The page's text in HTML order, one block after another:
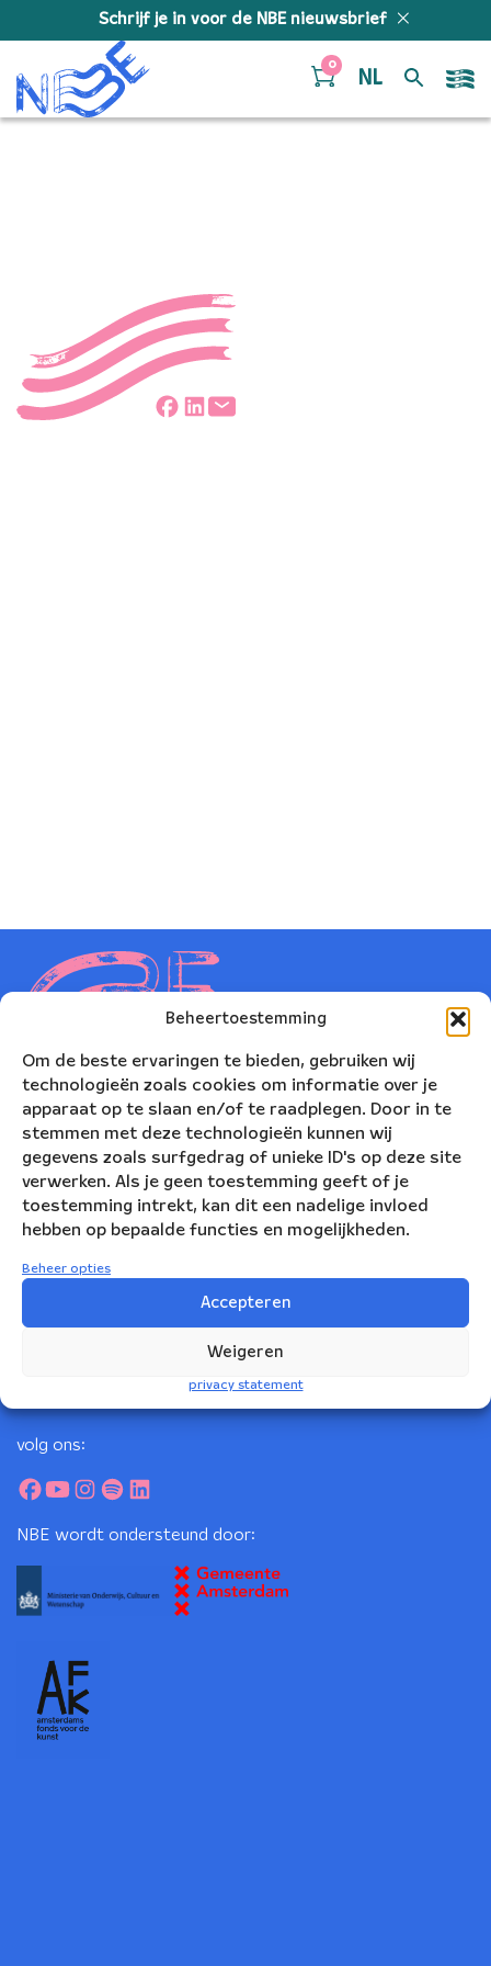
Beheertoestemming
Om de beste ervaringen te bieden, gebruiken wij
technologieën zoals cookies om informatie over je
apparaat op te slaan en/of te raadplegen. Door in te
stemmen met deze technologieën kunnen wij
gegevens zoals surfgedrag of unieke ID's op deze site
verwerken. Als je geen toestemming geeft of je
toestemming intrekt, kan dit een nadelige invloed
hebben op bepaalde functies en mogelijkheden.
Beheer opties
Accepteren
Weigeren
privacy statement
Schrijf je in voor de NBE nieuwsbrief
0
NL
Nederlands Blazers Ensemble
Korte Leidsedwarsstraat 12
volg ons:
NBE wordt ondersteund door: